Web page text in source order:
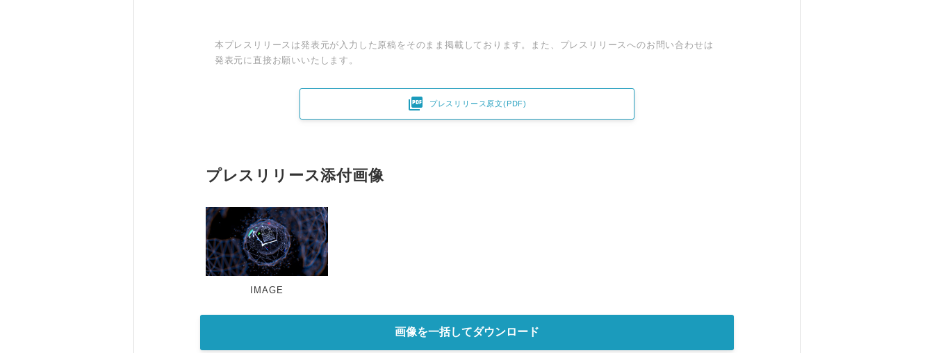
本プレスリリースは発表元が入力した原稿をそのまま掲載しております。また、プレスリリースへのお問い合わせは
発表元に直接お願いいたします。
 プレスリリース原文(PDF)
プレスリリース添付画像
IMAGE
画像を一括してダウンロード